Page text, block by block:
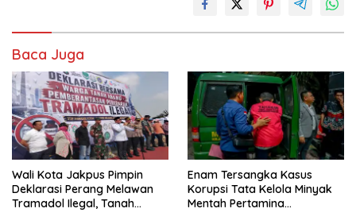
Baca Juga
Wali Kota Jakpus Pimpin
Deklarasi Perang Melawan
Tramadol Ilegal, Tanah
Enam Tersangka Kasus
Korupsi Tata Kelola Minyak
Mentah Pertamina